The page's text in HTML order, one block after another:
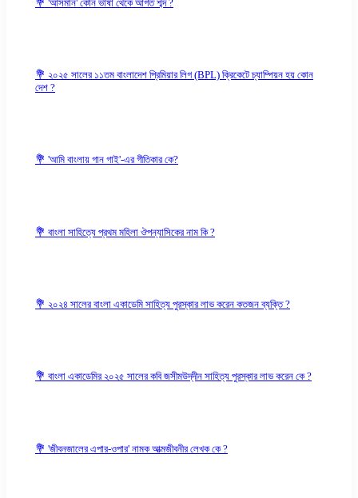
💐 'আসমান' কোন ভাষা থেকে আগত শব্দ ?
💐 ২০২৫ সালের ১১তম বাংলাদেশ প্রিমিয়ার লিগ (BPL) ক্রিকেটে চ্যাম্পিয়ন হয় কোন
দেশ ?
💐 'আমি বাংলায় গান গাই'-এর গীতিকার কে?
💐 বাংলা সাহিত্যে প্রথম মহিলা ঔপন্যাসিকের নাম কি ?
💐 ২০২৪ সালের বাংলা একাডেমি সাহিত্য পুরস্কার লাভ করেন কতজন ব্যক্তি ?
💐 বাংলা একাডেমির ২০২৫ সালের কবি জসীমউদ্‌দীন সাহিত্য পুরস্কার লাভ করেন কে ?
💐 'জীবনজালের এপার-ওপার' নামক আত্মজীবনীর লেখক কে ?